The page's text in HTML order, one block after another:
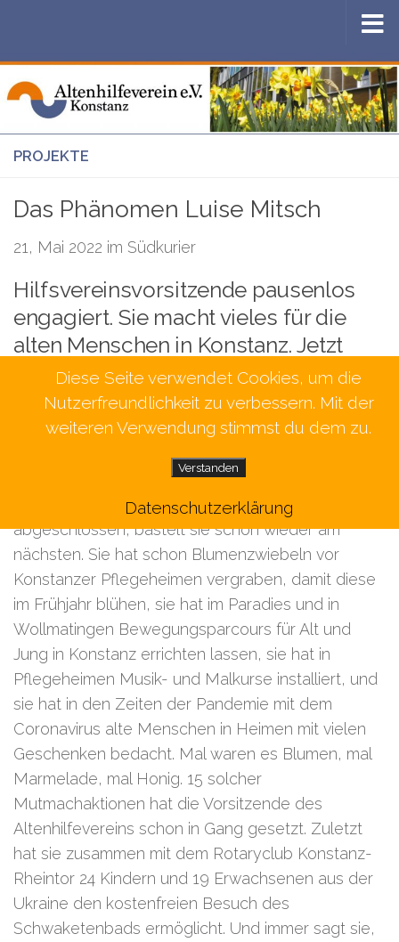
PROJEKTE
Das Phänomen Luise Mitsch
21, Mai 2022 im Südkurier
Hilfsvereinsvorsitzende pausenlos
engagiert. Sie macht vieles für die
alten Menschen in Konstanz. Jetzt
Aktion für Flüchtlinge aus der
Ukraine
Von Claudia Rindt
– Luise Mitsch schafft Wohltätigkeit am
laufenden Band. Kaum ist das eine Projekt
abgeschlossen, bastelt sie schon wieder am
nächsten. Sie hat schon Blumenzwiebeln vor
Konstanzer Pflegeheimen vergraben, damit diese
im Frühjahr blühen, sie hat im Paradies und in
Wollmatingen Bewegungsparcours für Alt und
Jung in Konstanz errichten lassen, sie hat in
Pflegeheimen Musik- und Malkurse installiert, und
sie hat in den Zeiten der Pandemie mit dem
Coronavirus alte Menschen in Heimen mit vielen
Geschenken bedacht. Mal waren es Blumen, mal
Marmelade, mal Honig. 15 solcher
Mutmachaktionen hat die Vorsitzende des
Altenhilfevereins schon in Gang gesetzt. Zuletzt
hat sie zusammen mit dem Rotaryclub Konstanz-
Rheintor 24 Kindern und 19 Erwachsenen aus der
Ukraine den kostenfreien Besuch des
Schwaketenbads ermöglicht. Und immer sagt sie,
Diese Seite verwendet Cookies, um die
Nutzerfreundlichkeit zu verbessern. Mit der
weiteren Verwendung stimmst du dem zu.
Verstanden
Datenschutzerklärung